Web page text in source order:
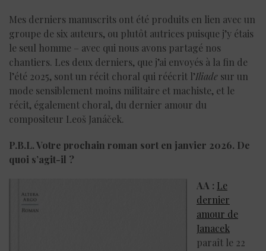
Mes derniers manuscrits ont été produits en lien avec un
groupe de six auteurs, ou plutôt autrices puisque j’y étais
le seul homme – avec qui nous avons partagé nos
chantiers. Les deux derniers, que j’ai envoyés à la fin de
l’été 2025, sont un récit choral qui réécrit l’Iliade sur un
mode sensiblement moins militaire et machiste, et le
récit, également choral, du dernier amour du
compositeur Leoš Janáček.
P.B.L. Votre prochain roman sort en janvier 2026. De
quoi s’agit-il ?
AA : Le
dernier
amour de
Janacek
paraît le 22